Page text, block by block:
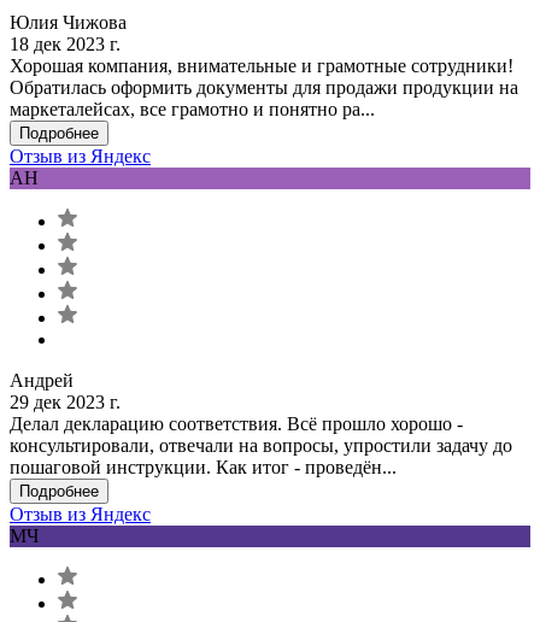
Юлия Чижова
18 дек 2023 г.
Хорошая компания, внимательные и грамотные сотрудники!
Обратилась оформить документы для продажи продукции на
маркеталейсах, все грамотно и понятно ра...
Подробнее
Отзыв из Яндекс
АН
Андрей
29 дек 2023 г.
Делал декларацию соответствия. Всё прошло хорошо -
консультировали, отвечали на вопросы, упростили задачу до
пошаговой инструкции. Как итог - проведён...
Подробнее
Отзыв из Яндекс
МЧ